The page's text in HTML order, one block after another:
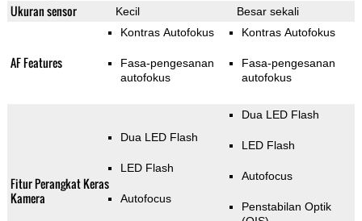
Ukuran sensor Kecil Besar sekali
AF Features
Kontras Autofokus
Fasa-pengesanan
autofokus
Kontras Autofokus
Fasa-pengesanan
autofokus
Fitur Perangkat Keras
Kamera
Dua LED Flash
LED Flash
Autofocus
Dua LED Flash
LED Flash
Autofocus
Penstabilan Optik